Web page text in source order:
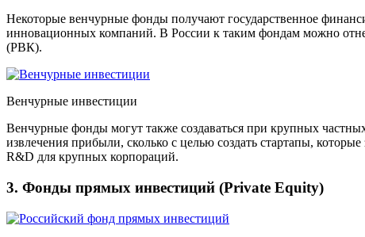
Некоторые венчурные фонды получают государственное
инновационных компаний. В России к таким фондам можно
(РВК).
Венчурные инвестиции
Венчурные фонды могут также создаваться при крупных
извлечения прибыли, сколько с целью создать стартапы,
R&D для крупных корпораций.
3. Фонды прямых инвестиций (Private Equity)